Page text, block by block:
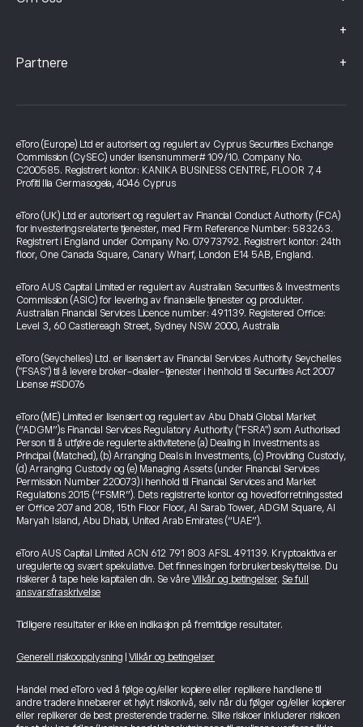
+
Partnere +
eToro (Europe) Ltd er autorisert og regulert av Cyprus Securities Exchange
Commission (CySEC) under lisensnummer# 109/10. Company No.
C200585. Registrert kontor: KANIKA BUSINESS CENTRE, FLOOR 7, 4
Profiti Ilia Germasogeia, 4046 Cyprus
eToro (UK) Ltd er autorisert og regulert av Financial Conduct Authority (FCA)
for investeringsrelaterte tjenester, med Firm Reference Number: 583263.
Registrert i England under Company No. 07973792. Registrert kontor: 24th
floor, One Canada Square, Canary Wharf, London E14 5AB, England.
eToro AUS Capital Limited er regulert av Australian Securities & Investments
Commission (ASIC) for levering av finansielle tjenester og produkter.
Australian Financial Services Licence number: 491139. Registered Office:
Level 3, 60 Castlereagh Street, Sydney NSW 2000, Australia
eToro (Seychelles) Ltd. er lisensiert av Financial Services Authority Seychelles
("FSAS") til å levere broker-dealer-tjenester i henhold til Securities Act 2007
License #SD076
eToro (ME) Limited er lisensiert og regulert av Abu Dhabi Global Market
(“ADGM”)s Financial Services Regulatory Authority ("FSRA") som Authorised
Person til å utføre de regulerte aktivitetene (a) Dealing in Investments as
Principal (Matched), (b) Arranging Deals in Investments, (c) Providing Custody,
(d) Arranging Custody og (e) Managing Assets (under Financial Services
Permission Number 220073) i henhold til Financial Services and Market
Regulations 2015 (“FSMR”). Dets registrerte kontor og hovedforretningssted
er Office 207 and 208, 15th Floor Floor, Al Sarab Tower, ADGM Square, Al
Maryah Island, Abu Dhabi, United Arab Emirates (“UAE”).
eToro AUS Capital Limited ACN 612 791 803 AFSL 491139. Kryptoaktiva er
uregulerte og svært spekulative. Det finnes ingen forbrukerbeskyttelse. Du
risikerer å tape hele kapitalen din. Se våre Vilkår og betingelser. Se full
ansvarsfraskrivelse
Tidligere resultater er ikke en indikasjon på fremtidige resultater.
Generell risikoopplysning Vilkår og betingelser
Handel med eToro ved å følge og/eller kopiere eller replikere handlene til
andre tradere innebærer et høyt risikonivå, selv når du følger og/eller kopierer
eller replikerer de best presterende traderne. Slike risikoer inkluderer risikoen